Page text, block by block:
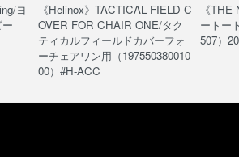
ヨ
《Helinox》TACTICAL FIELD C
OVER FOR CHAIR ONE/タク
ティカルフィールドカバーフォ
ーチェアワン用（197550380010
00）#H-ACC
《
ートー
507）